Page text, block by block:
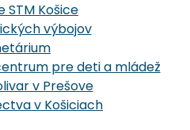
STM Košice
výbojov
pre deti a mládež
v Prešove
v Košiciach